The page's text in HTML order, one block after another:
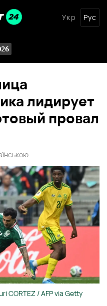
Укр Рус
лидирует
провал
CORTEZ / AFP via Getty